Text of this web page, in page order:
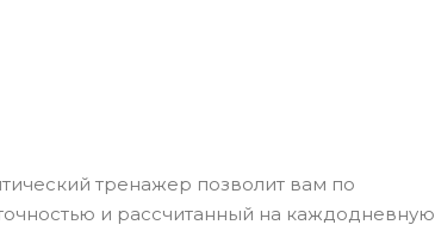
тренажер позволит вам по
и рассчитанный на каждодневную